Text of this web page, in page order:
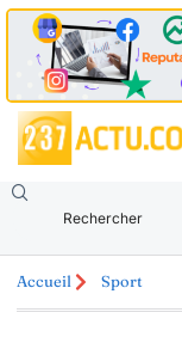
Accueil Sport